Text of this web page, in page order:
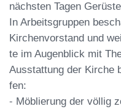
nächsten Tagen
In Arbeitsgruppen
Kirchenvorstand und
te im Augenblick mit
Ausstattung der Kirche
fen:
- Möblierung der völlig